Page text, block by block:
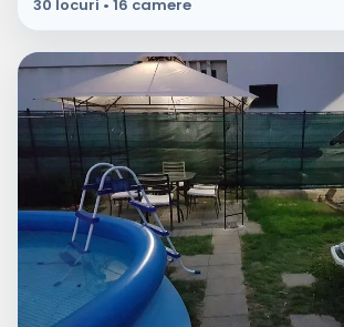
30 locuri • 16 camere